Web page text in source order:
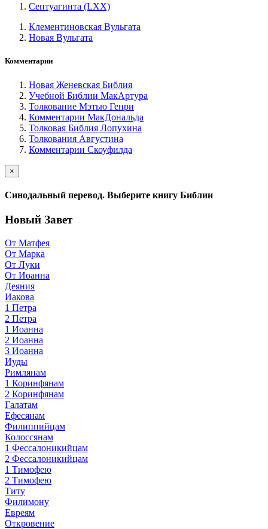
Септуагинта (LXX)
Клементиновская Вульгата
Новая Вульгата
Комментарии
Новая Женевская Библия
Учебной Библии МакАртура
Толкование Мэтью Генри
Комментарии МакДональда
Толковая Библия Лопухина
Толкования Августина
Комментарии Скоуфилда
×
Синодальный перевод. Выберите книгу Библии
Новый Завет
От Матфея
От Марка
От Луки
От Иоанна
Деяния
Иакова
1 Петра
2 Петра
1 Иоанна
2 Иоанна
3 Иоанна
Иуды
Римлянам
1 Коринфянам
2 Коринфянам
Галатам
Ефесянам
Филиппийцам
Колоссянам
1 Фессалоникийцам
2 Фессалоникийцам
1 Тимофею
2 Тимофею
Титу
Филимону
Евреям
Откровение